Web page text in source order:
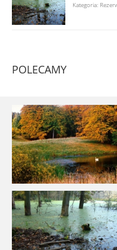
Kategoria:
POLECAMY